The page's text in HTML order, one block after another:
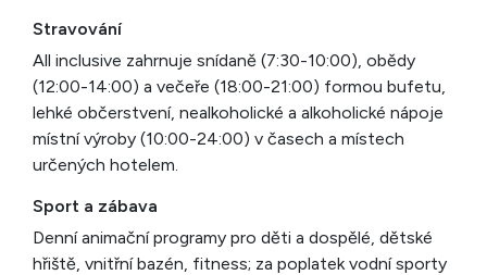
Stravování
All inclusive zahrnuje snídaně (7:30-10:00), obědy
(12:00-14:00) a večeře (18:00-21:00) formou bufetu,
lehké občerstvení, nealkoholické a alkoholické nápoje
místní výroby (10:00-24:00) v časech a místech
určených hotelem.
Sport a zábava
Denní animační programy pro děti a dospělé, dětské
hřiště, vnitřní bazén, fitness; za poplatek vodní sporty